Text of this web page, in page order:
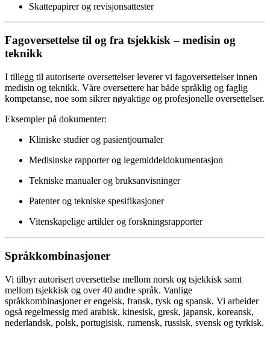
Skattepapirer og revisjonsattester
Fagoversettelse til og fra tsjekkisk – medisin og
teknikk
I tillegg til autoriserte oversettelser leverer vi fagoversettelser innen
medisin og teknikk. Våre oversettere har både språklig og faglig
kompetanse, noe som sikrer nøyaktige og profesjonelle oversettelser.
Eksempler på dokumenter:
Kliniske studier og pasientjournaler
Medisinske rapporter og legemiddeldokumentasjon
Tekniske manualer og bruksanvisninger
Patenter og tekniske spesifikasjoner
Vitenskapelige artikler og forskningsrapporter
Språkkombinasjoner
Vi tilbyr autorisert oversettelse mellom norsk og tsjekkisk samt
mellom tsjekkisk og over 40 andre språk. Vanlige
språkkombinasjoner er engelsk, fransk, tysk og spansk. Vi arbeider
også regelmessig med arabisk, kinesisk, gresk, japansk, koreansk,
nederlandsk, polsk, portugisisk, rumensk, russisk, svensk og tyrkisk.